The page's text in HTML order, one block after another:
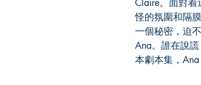
怪的氛圍和隔
一個秘密，迫
Ana。誰在說
本劇本集，Ana